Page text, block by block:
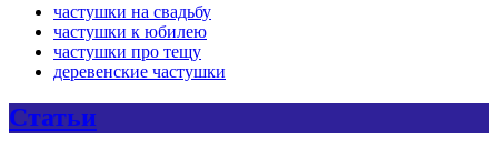
частушки на свадьбу
частушки к юбилею
частушки про тещу
деревенские частушки
Статьи